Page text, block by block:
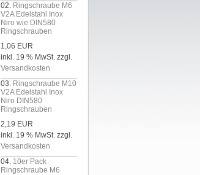
02. Ringschraube M6
V2A Edelstahl Inox
Niro wie DIN580
Ringschrauben
1,06 EUR
inkl. 19 % MwSt. zzgl.
Versandkosten
03. Ringschraube M10
V2A Edelstahl Inox
Niro DIN580
Ringschrauben
2,19 EUR
inkl. 19 % MwSt. zzgl.
Versandkosten
04. 10er Pack
Ringschraube M6